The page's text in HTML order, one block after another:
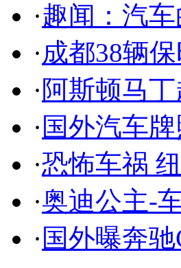
·趣闻：汽
·成都38辆
·阿斯顿马
· 国外汽车
·恐怖车祸
·奥迪公主-
· 国外曝奔